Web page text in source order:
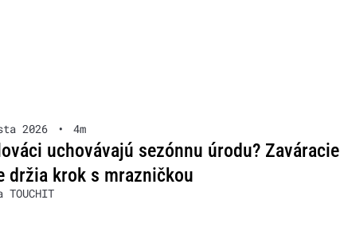
2026 • 4m
uchovávajú sezónnu úrodu? Zaváracie
držia krok s mrazničkou
TOUCHIT